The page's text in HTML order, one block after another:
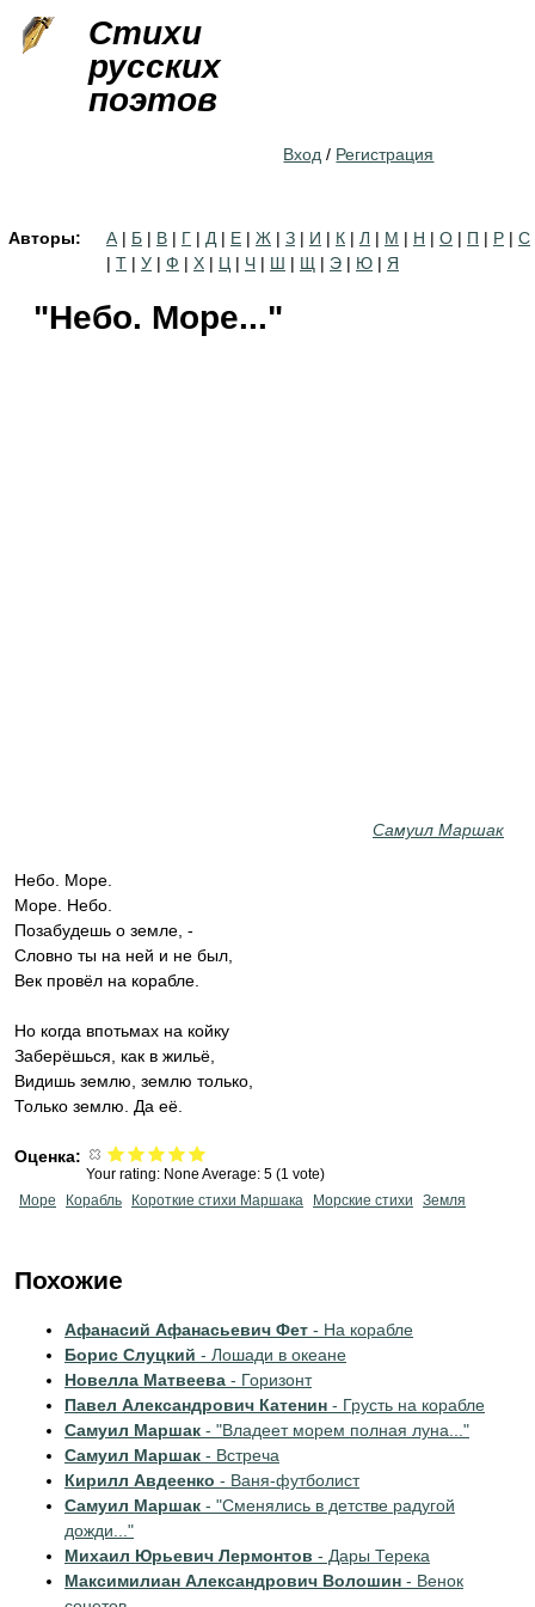
Стихи
русских
поэтов
Вход / Регистрация
Авторы: А | Б | В | Г | Д | Е | Ж | З | И | К | Л | М | Н | О | П | Р | С
| Т | У | Ф | Х | Ц | Ч | Ш | Щ | Э | Ю | Я
"Небо. Море..."
Самуил Маршак
Небо. Море.
Море. Небо.
Позабудешь о земле, -
Словно ты на ней и не был,
Век провёл на корабле.
Но когда впотьмах на койку
Заберёшься, как в жильё,
Видишь землю, землю только,
Только землю. Да её.
Оценка:
Your rating: None Average: 5 (1 vote)
Море
Корабль Короткие стихи Маршака Морские стихи Земля
Похожие
Афанасий Афанасьевич Фет - На корабле
Борис Слуцкий - Лошади в океане
Новелла Матвеева - Горизонт
Павел Александрович Катенин - Грусть на корабле
Самуил Маршак - "Владеет морем полная луна..."
Самуил Маршак - Встреча
Кирилл Авдеенко - Ваня-футболист
Самуил Маршак - "Сменялись в детстве радугой
дожди..."
Михаил Юрьевич Лермонтов - Дары Терека
Максимилиан Александрович Волошин - Венок